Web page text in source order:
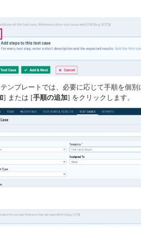
テンプレートでは、必要に応じて手順を個
] または [手順の追加] をクリックします。